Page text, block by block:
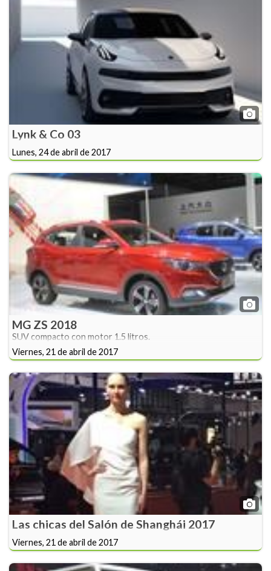
Lynk & Co 03
Lunes, 24 de abril de 2017
MG ZS 2018
SUV compacto con motor 1.5 litros.
Viernes, 21 de abril de 2017
Las chicas del Salón de Shanghái 2017
Viernes, 21 de abril de 2017